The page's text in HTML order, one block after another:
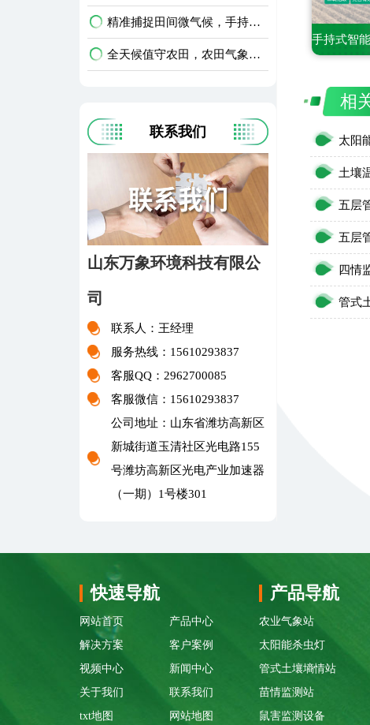
精准捕捉田间微气候，手持式农业气象环境检测仪护好庄稼
全天候值守农田，农田气象环境监测站升级智慧农业
联系我们
山东万象环境科技有限公
司
联系人：王经理
服务热线：15610293837
客服QQ：2962700085
客服微信：15610293837
公司地址：山东省潍坊高新区
新城街道玉清社区光电路155
号潍坊高新区光电产业加速器
（一期）1号楼301
相
快速导航
网站首页
产品中心
解决方案
客户案例
视频中心
新闻中心
关于我们
联系我们
txt地图
网站地图
产品导航
农业气象站
太阳能杀虫灯
管式土壤墒情站
苗情监测站
鼠害监测设备